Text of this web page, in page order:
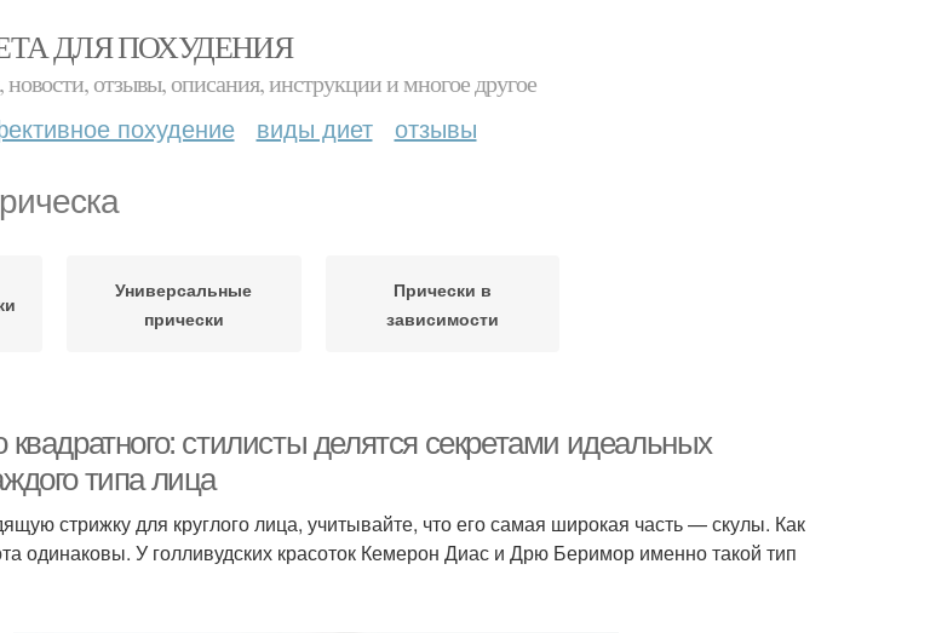
ДЛЯ ПОХУДЕНИЯ
отзывы, описания, инструкции и многое другое
похудение виды диет отзывы
Универсальные
прически
Прически в
зависимости
квадратного: стилисты делятся секретами идеальных
типа лица
стрижку для круглого лица, учитывайте, что его самая широкая часть — скулы. Как
одинаковы. У голливудских красоток Кемерон Диас и Дрю Беримор именно такой тип